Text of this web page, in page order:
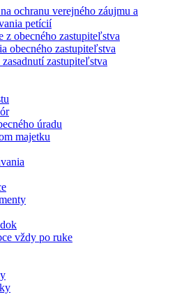
ochranu verejného záujmu a
petícií
z obecného zastupiteľstva
obecného zastupiteľstva
zastupiteľstva
úradu
majetku
vždy po ruke